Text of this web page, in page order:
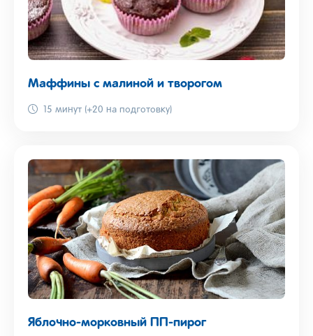
Маффины с малиной и творогом
15 минут (+20 на подготовку)
Яблочно-морковный ПП-пирог